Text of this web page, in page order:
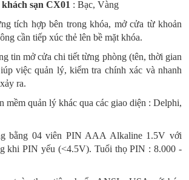
sạn CX01 : Bạc, Vàng
tích hợp bên trong khóa, mở cửa từ khoản
cần tiếp xúc thẻ lên bề mặt khóa.
tin mở cửa chi tiết từng phòng (tên, thời gian
việc quản lý, kiểm tra chính xác và nhanh
ra.
mềm quản lý khác qua các giao diện : Delphi,
bằng 04 viên PIN AAA Alkaline 1.5V với
khi PIN yếu (<4.5V). Tuổi thọ PIN : 8.000 -